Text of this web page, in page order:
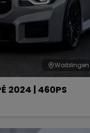
Waiblingen
2024 | 460PS